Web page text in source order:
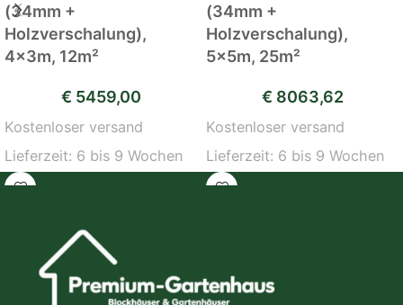
(34mm +
Holzverschalung),
4x3m, 12m²
€ 5459,00
Kostenloser versand
Lieferzeit: 6 bis 9 Wochen
(34mm +
Holzverschalung),
5x5m, 25m²
€ 8063,62
Kostenloser versand
Lieferzeit: 6 bis 9 Wochen